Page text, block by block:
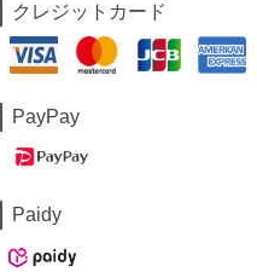
クレジットカード
PayPay
Paidy